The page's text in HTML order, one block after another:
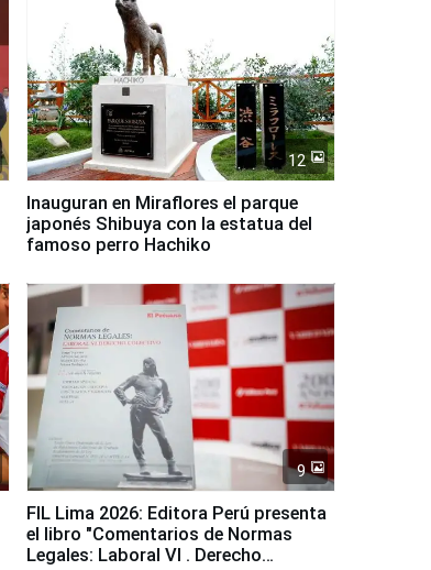
12
Inauguran en Miraflores el parque
japonés Shibuya con la estatua del
famoso perro Hachiko
9
FIL Lima 2026: Editora Perú presenta
el libro "Comentarios de Normas
Legales: Laboral Vl . Derecho